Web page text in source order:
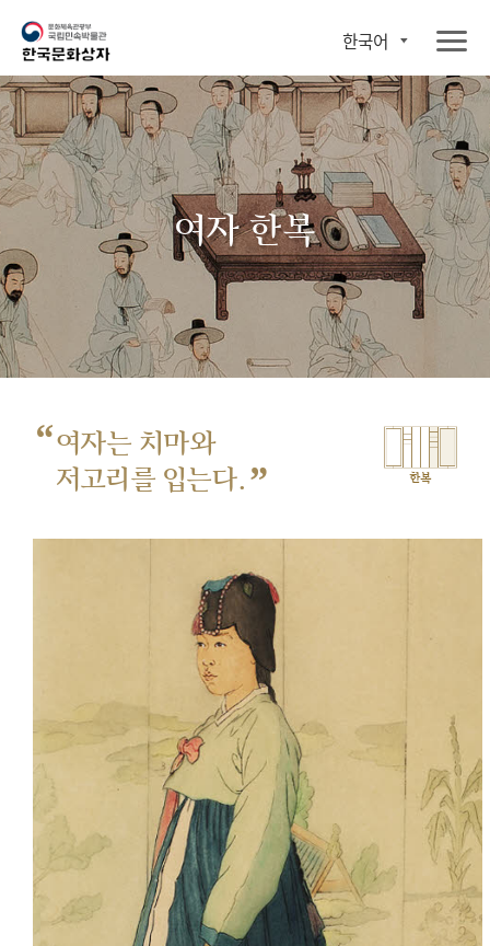
한국어
여자 한복
“여자는 치마와
저고리를 입는다. ” 한복